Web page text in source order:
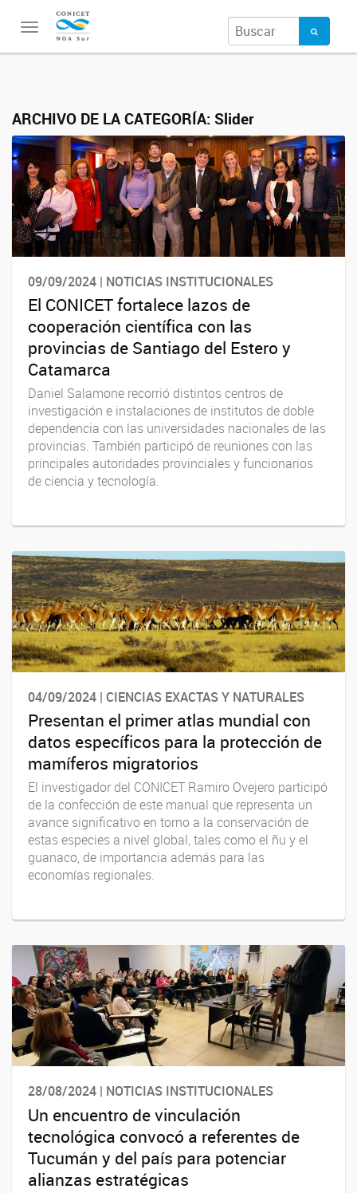
Toggle
navigation
ARCHIVO DE LA CATEGORÍA: Slider
09/09/2024 | NOTICIAS INSTITUCIONALES
El CONICET fortalece lazos de
cooperación científica con las
provincias de Santiago del Estero y
Catamarca
Daniel Salamone recorrió distintos centros de
investigación e instalaciones de institutos de doble
dependencia con las universidades nacionales de las
provincias. También participó de reuniones con las
principales autoridades provinciales y funcionarios
de ciencia y tecnología.
04/09/2024 | CIENCIAS EXACTAS Y NATURALES
Presentan el primer atlas mundial con
datos específicos para la protección de
mamíferos migratorios
El investigador del CONICET Ramiro Ovejero participó
de la confección de este manual que representa un
avance significativo en torno a la conservación de
estas especies a nivel global, tales como el ñu y el
guanaco, de importancia además para las
economías regionales.
28/08/2024 | NOTICIAS INSTITUCIONALES
Un encuentro de vinculación
tecnológica convocó a referentes de
Tucumán y del país para potenciar
alianzas estratégicas